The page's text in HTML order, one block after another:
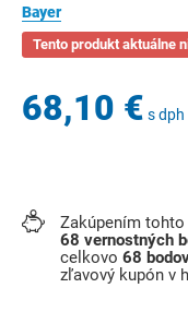
Bayer
Tento produkt aktuálne
68,10 € s dph
Zakúpením
68 vernostných
celkovo 68
zľavový kupón v